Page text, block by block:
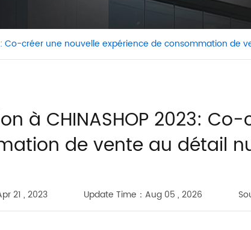
Co-créer une nouvelle expérience de consommation de
à CHINASHOP 2023:
de vente au détail
21 , 2023 Update Time：Aug 05 , 2026